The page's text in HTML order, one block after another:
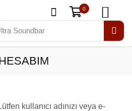
Soundbar
0
kullanıcı adınızı veya e-